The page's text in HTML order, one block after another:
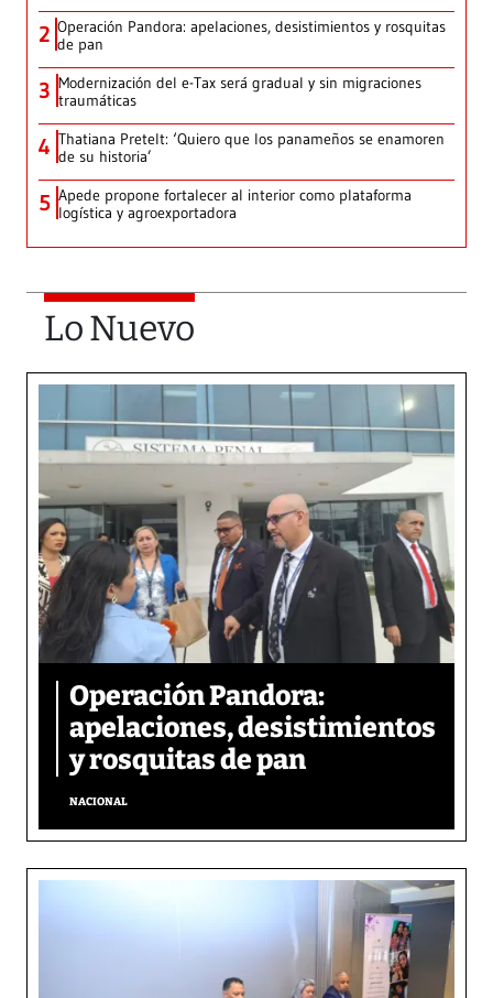
2 Operación Pandora: apelaciones, desistimientos y rosquitas
de pan
3 Modernización del e-Tax será gradual y sin migraciones
traumáticas
4 Thatiana Pretelt: ‘Quiero que los panameños se enamoren
de su historia’
5 Apede propone fortalecer al interior como plataforma
logística y agroexportadora
Lo Nuevo
Operación Pandora:
apelaciones, desistimientos
y rosquitas de pan
NACIONAL